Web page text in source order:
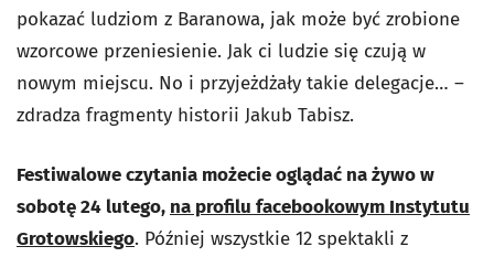
pokazać ludziom z Baranowa, jak może być zrobione
wzorcowe przeniesienie. Jak ci ludzie się czują w
nowym miejscu. No i przyjeżdżały takie delegacje… –
zdradza fragmenty historii Jakub Tabisz.
Festiwalowe czytania możecie oglądać na żywo w
sobotę 24 lutego, na profilu facebookowym Instytutu
Grotowskiego. Później wszystkie 12 spektakli z